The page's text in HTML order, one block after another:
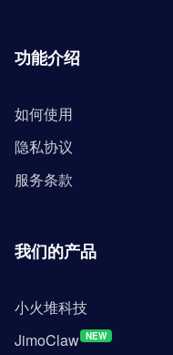
功能介绍
如何使用
隐私协议
服务条款
我们的产品
小火堆科技
JimoClaw NEW